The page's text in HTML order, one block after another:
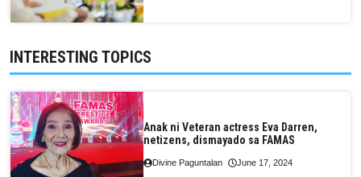
INTERESTING TOPICS
Anak ni Veteran actress Eva Darren,
netizens, dismayado sa FAMAS
Divine Paguntalan June 17, 2024